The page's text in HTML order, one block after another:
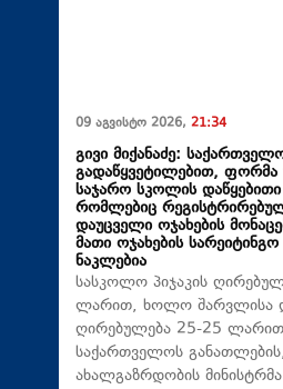
09 აგვისტო 2026, 21:34
გივი მიქანაძე:
გადაწყვეტილებით,
საჯარო სკოლის
რომლებიც
დაუცველი ოჯახების
მათი ოჯახების
ნაკლებია
სასკოლო პიჯაკის
ლარით, ხოლო შარვლისა
ღირებულება 25-25
საქართველოს
ახალგაზრდობის მინისტრმა